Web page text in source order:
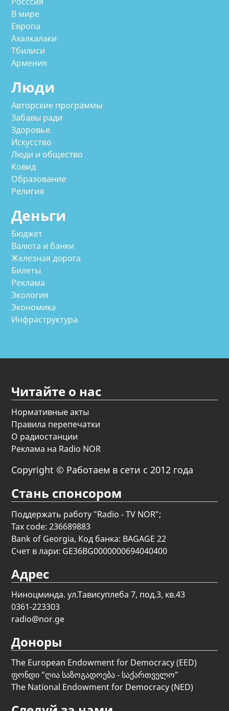
В мире
Европа
Ахалкалаки
Тбилиси
Армения
Люди
Авторские программы
Забавы ради
Здоровье
Искусство
Люди и общество
Ковид
Образование
Религия
Деньги
Бюджет
Валюта и банки
Железная дорога
Билеты
Реклама
Экология
Экономика
Инфраструктура
Читайте о нас
Нормативные акты
Правила перепечатки
О радиостанции
Реклама на Radio NOR
Copyright © Работаем в сети с 2012 года
Стань спонсором
Поддержать работу "Radio - TV NOR";
Tax code: 236689883
Bank of Georgia, Код банка: BAGAGE 22
Счет в лари: GE36BG0000000694040400
Адрес
Ниноцминда. ул.Тависуплеба 7, под.3, кв.43
0361-223303
radio@nor.ge
Доноры
The European Endowment for Democracy (EED)
ფონდი "ღია საზოგადოება - საქართველო"
The National Endowment for Democracy (NED)